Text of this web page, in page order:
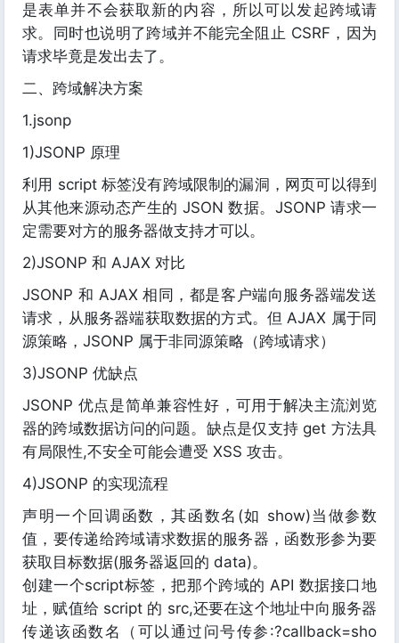
是表单并不会获取新的内容，所以可以发起跨域请
求。同时也说明了跨域并不能完全阻止 CSRF，因为
请求毕竟是发出去了。
二、跨域解决方案
1.jsonp
1)JSONP 原理
利用 script 标签没有跨域限制的漏洞，网页可以得到
从其他来源动态产生的 JSON 数据。JSONP 请求一
定需要对方的服务器做支持才可以。
2)JSONP 和 AJAX 对比
JSONP 和 AJAX 相同，都是客户端向服务器端发送
请求，从服务器端获取数据的方式。但 AJAX 属于同
源策略，JSONP 属于非同源策略（跨域请求）
3)JSONP 优缺点
JSONP 优点是简单兼容性好，可用于解决主流浏览
器的跨域数据访问的问题。缺点是仅支持 get 方法具
有局限性,不安全可能会遭受 XSS 攻击。
4)JSONP 的实现流程
声明一个回调函数，其函数名(如 show)当做参数
值，要传递给跨域请求数据的服务器，函数形参为要
获取目标数据(服务器返回的 data)。
创建一个script标签，把那个跨域的 API 数据接口地
址，赋值给 script 的 src,还要在这个地址中向服务器
传递该函数名（可以通过问号传参:?callback=sho